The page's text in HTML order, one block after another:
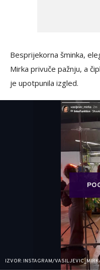
Besprijekorna šminka,
Mirka privuče pažnju, a
je upotpunila izgled.
IZVOR: INSTAGRAM/